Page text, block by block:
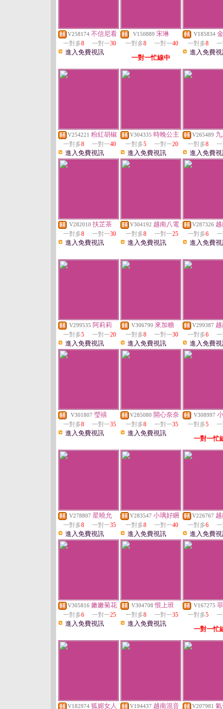
V258174 不信尼看
一對多8 一對一30
進入免費視訊
V150889 宋琳
一對多8 一對一40
一對一忙線中
V185834
一對多8
進入免費
V254221 粉紅胡椒
一對多8 一對一40
進入免費視訊
V304335 時晚公主
一對多5 一對一20
進入免費視訊
V265489
一對多8
進入免費
V282010 扶芷茶
一對多8 一對一30
進入免費視訊
V304192 越南八電
一對多8 一對一25
進入免費視訊
V287326
一對多6
進入免費
V299535 阿莉莉
一對多5 一對一20
進入免費視訊
V306790 來加糖
一對多8 一對一30
進入免費視訊
V299387
一對多6
進入免費
V301807 瑩禧
一對多8 一對一35
進入免費視訊
V285080 開心奈奈
一對多8 一對一35
進入免費視訊
V308997
一對多5
一對一忙
V278807 星曉允
一對多8 一對一35
進入免費視訊
V283547 小璃好睏
一對多8 一對一40
進入免費視訊
V226767
一對多6
進入免費
V305816 嫩嫩菊花
一對多6 一對一25
進入免費視訊
V304708 恨上班
一對多8 一對一35
進入免費視訊
V167275
一對多5
一對一忙
V182974 狐媚女人 V194437 越南混音 V207981